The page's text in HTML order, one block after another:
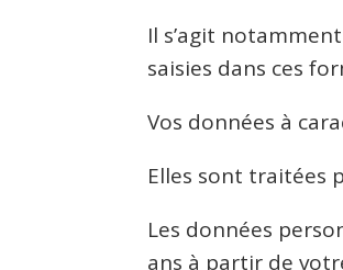
Il s’agit
saisies dans ces
Vos données à
Elles sont traitées
Les données
ans à partir de